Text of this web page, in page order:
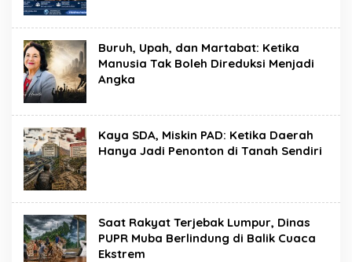
Buruh, Upah, dan Martabat: Ketika
Manusia Tak Boleh Direduksi Menjadi
Angka
Kaya SDA, Miskin PAD: Ketika Daerah
Hanya Jadi Penonton di Tanah Sendiri
Saat Rakyat Terjebak Lumpur, Dinas
PUPR Muba Berlindung di Balik Cuaca
Ekstrem